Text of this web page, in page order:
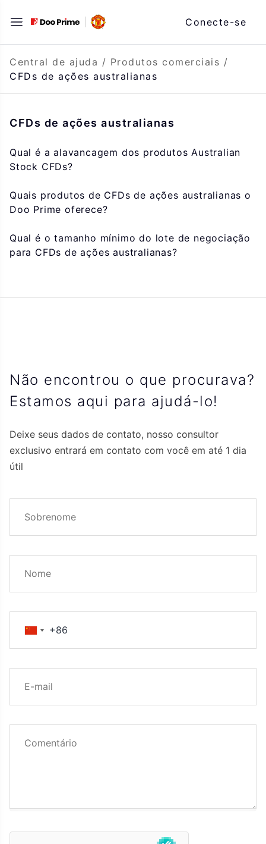
para
o
conteúdo
Conecte-se
Central de ajuda / Produtos comerciais /
CFDs de ações australianas
CFDs de ações australianas
Qual é a alavancagem dos produtos Australian
Stock CFDs?
Quais produtos de CFDs de ações australianas o
Doo Prime oferece?
Qual é o tamanho mínimo do lote de negociação
para CFDs de ações australianas?
Não encontrou o que procurava?
Estamos aqui para ajudá-lo!
Deixe seus dados de contato, nosso consultor
exclusivo entrará em contato com você em até 1 dia
útil